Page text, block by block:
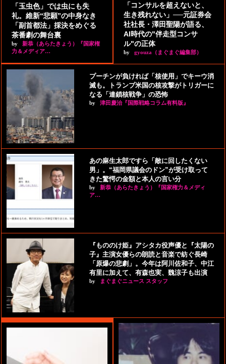
「玉虫色」では虫にも失
礼。維新“悲願”の中身なき
「副首都法」採決をめぐる
茶番劇の舞台裏
by
新恭（あらたきょう）『国家権
力＆メディア…
「コンサルを超えないと、
生き残れない」──元証券会
社社長・澤田聖陽が語る、
AI時代の"伴走型コンサ
ル"の正体
by gyouza（まぐまぐ編集部）
プーチンが負ければ「核使用」でキーウ消
滅も。トランプ米国の核攻撃がトリガーに
なる「連鎖核戦争」の恐怖
by 津田慶治『国際戦略コラム有料版』
あの麻生太郎ですら「敵に回したくない
男」。“福岡県議会のドン”が受け取って
きた驚愕の金額と本人の言い分
by
新恭（あらたきょう）『国家権力＆メディ
ア…
『もののけ姫』アシタカ役声優と『太陽の
子』主演女優らの朗読と音楽で紡ぐ長崎
「原爆の悲劇」。今年は阿川佐和子、中江
有里に加えて、有森也実、魏涼子も出演
by まぐまぐニュース スタッフ